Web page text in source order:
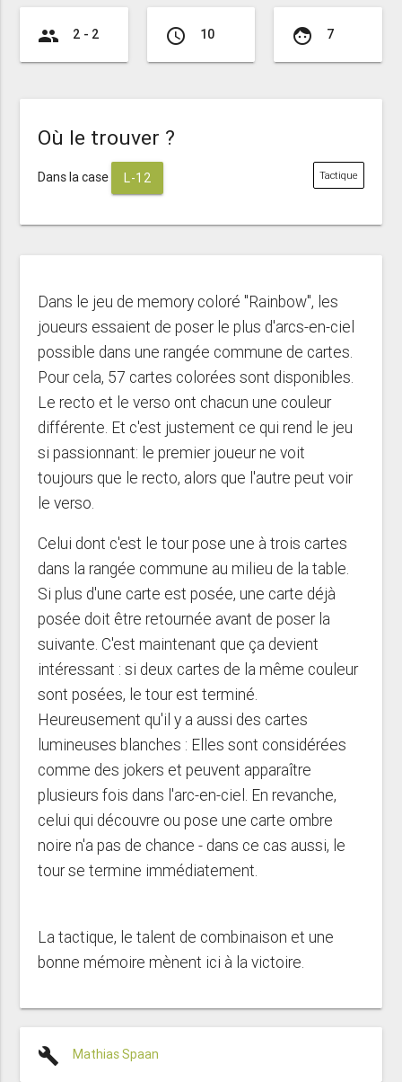
group 2 - 2 access_time 10 face 7
Où le trouver ?
Dans la case L-12 Tactique
Dans le jeu de memory coloré "Rainbow", les
joueurs essaient de poser le plus d'arcs-en-ciel
possible dans une rangée commune de cartes.
Pour cela, 57 cartes colorées sont disponibles.
Le recto et le verso ont chacun une couleur
différente. Et c'est justement ce qui rend le jeu
si passionnant: le premier joueur ne voit
toujours que le recto, alors que l'autre peut voir
le verso.
Celui dont c'est le tour pose une à trois cartes
dans la rangée commune au milieu de la table.
Si plus d'une carte est posée, une carte déjà
posée doit être retournée avant de poser la
suivante. C'est maintenant que ça devient
intéressant : si deux cartes de la même couleur
sont posées, le tour est terminé.
Heureusement qu'il y a aussi des cartes
lumineuses blanches : Elles sont considérées
comme des jokers et peuvent apparaître
plusieurs fois dans l'arc-en-ciel. En revanche,
celui qui découvre ou pose une carte ombre
noire n'a pas de chance - dans ce cas aussi, le
tour se termine immédiatement.
La tactique, le talent de combinaison et une
bonne mémoire mènent ici à la victoire.
build Mathias Spaan